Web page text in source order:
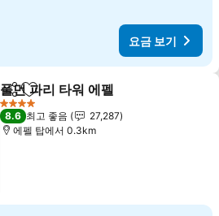
요금 보기
공유 즐겨찾기에 추가
풀먼 파리 타워 에펠
4 성급
8.6 최고 좋음
27,287
에펠 탑에서 0.3km